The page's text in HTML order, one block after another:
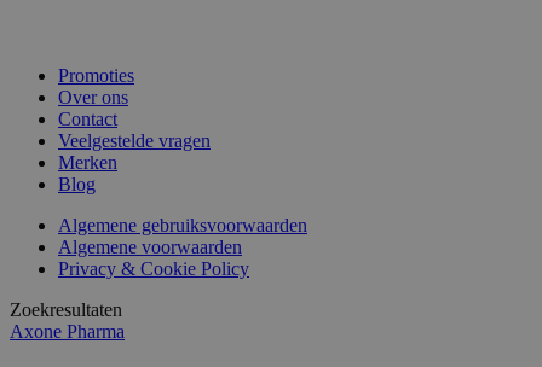
Promoties
Over ons
Contact
Veelgestelde vragen
Merken
Blog
Algemene gebruiksvoorwaarden
Algemene voorwaarden
Privacy & Cookie Policy
Zoekresultaten
Axone Pharma